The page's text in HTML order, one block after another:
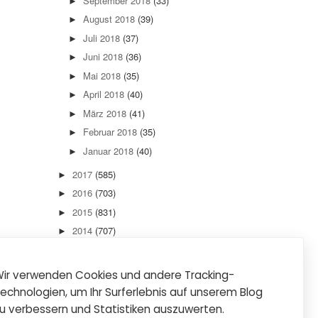
►August 2018 (39)
►Juli 2018 (37)
►Juni 2018 (36)
► Mai 2018 (35)
►April 2018 (40)
► März 2018 (41)
► Februar 2018 (35)
►Januar 2018 (40)
► 2017 (585)
► 2016 (703)
► 2015 (831)
► 2014 (707)
► 2012 (889)
► 2011(933)
►2010(897)
verwenden Cookies und andere Tracking-
um Ihr Surferlebnis auf unserem Blog
verbessern und Statistiken auszuwerten.